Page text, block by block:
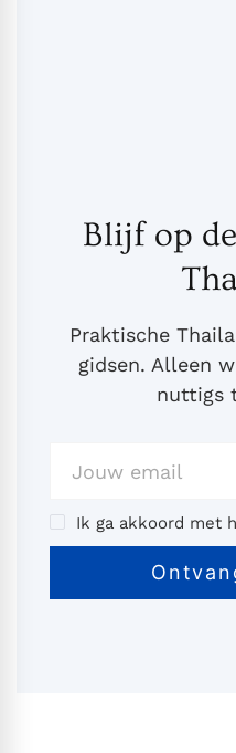
Blijf op
Praktische
gidsen. Alleen
nuttigs
Ik ga akkoord met